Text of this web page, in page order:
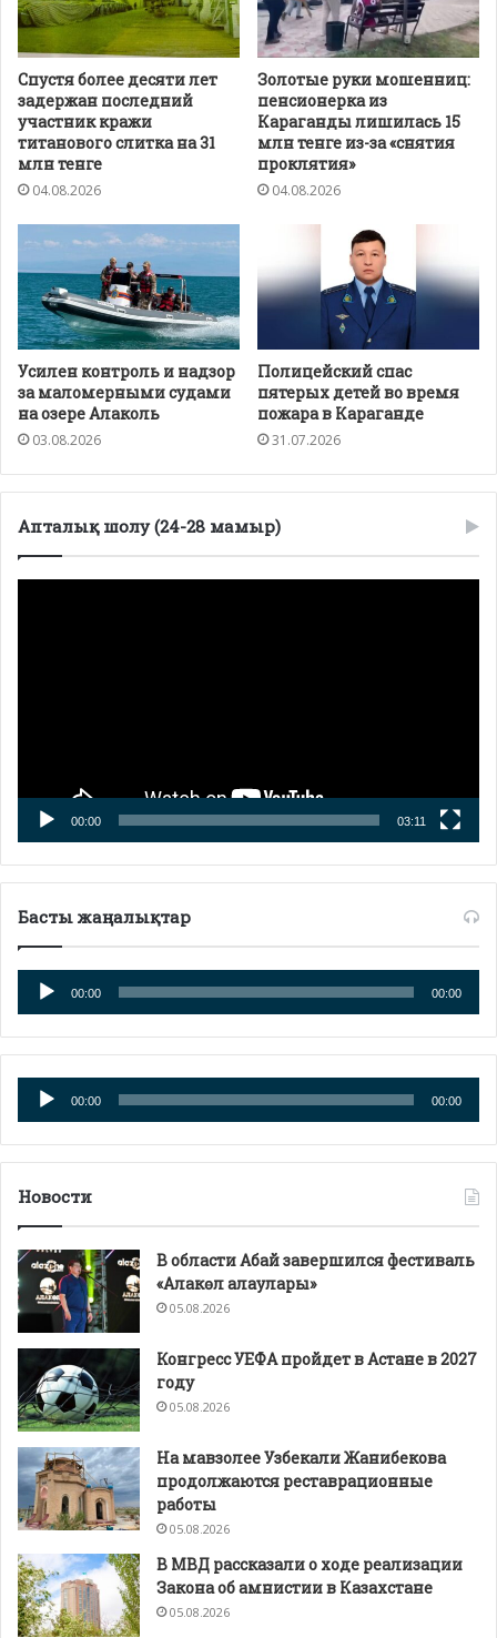
Спустя более десяти лет
задержан последний
участник кражи
титанового слитка на 31
млн тенге
04.08.2026
Золотые руки мошенниц:
пенсионерка из
Караганды лишилась 15
млн тенге из-за «снятия
проклятия»
04.08.2026
Усилен контроль и надзор
за маломерными судами
на озере Алаколь
03.08.2026
Полицейский спас
пятерых детей во время
пожара в Караганде
31.07.2026
Апталық шолу (24-28 мамыр)
00:00 03:11
Басты жаңалықтар
Аудиоплеер
00:00 00:00
Аудиоплеер
00:00 00:00
Новости
В области Абай завершился фестиваль
«Алакөл алаулары»
05.08.2026
Конгресс УЕФА пройдет в Астане в 2027
году
05.08.2026
На мавзолее Узбекали Жанибекова
продолжаются реставрационные
работы
05.08.2026
В МВД рассказали о ходе реализации
Закона об амнистии в Казахстане
05.08.2026